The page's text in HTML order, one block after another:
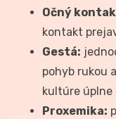
Očný
kontakt
Gestá:
pohyb rukou
kultúre úplne
Proxemika: